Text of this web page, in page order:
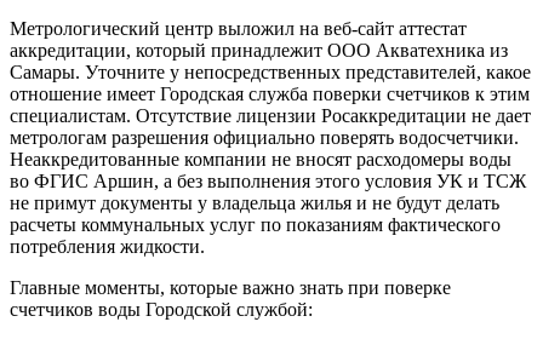
Метрологический центр выложил на веб-сайт аттестат
аккредитации, который принадлежит ООО Акватехника из
Самары. Уточните у непосредственных представителей, какое
отношение имеет Городская служба поверки счетчиков к этим
специалистам. Отсутствие лицензии Росаккредитации не дает
метрологам разрешения официально поверять водосчетчики.
Неаккредитованные компании не вносят расходомеры воды
во ФГИС Аршин, а без выполнения этого условия УК и ТСЖ
не примут документы у владельца жилья и не будут делать
расчеты коммунальных услуг по показаниям фактического
потребления жидкости.
Главные моменты, которые важно знать при поверке
счетчиков воды Городской службой: